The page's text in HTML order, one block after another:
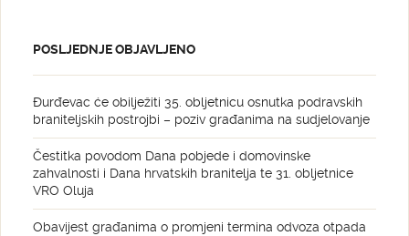
POSLJEDNJE OBJAVLJENO
Đurđevac će obilježiti 35. obljetnicu osnutka podravskih
braniteljskih postrojbi – poziv građanima na sudjelovanje
Čestitka povodom Dana pobjede i domovinske
zahvalnosti i Dana hrvatskih branitelja te 31. obljetnice
VRO Oluja
Obavijest građanima o promjeni termina odvoza otpada